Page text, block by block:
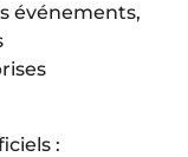
événements,
: